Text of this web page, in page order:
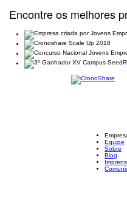
Encontre os melhores
Equipe
Sobre
Blog